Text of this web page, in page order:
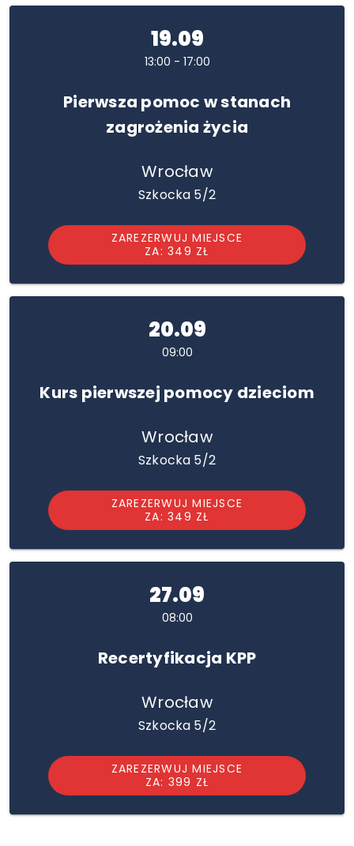
19.09
13:00 - 17:00
Pierwsza pomoc w stanach
zagrożenia życia
Wrocław
Szkocka 5/2
ZAREZERWUJ MIEJSCE
ZA: 349 ZŁ
20.09
09:00
Kurs pierwszej pomocy dzieciom
Wrocław
Szkocka 5/2
ZAREZERWUJ MIEJSCE
ZA: 349 ZŁ
27.09
08:00
Recertyfikacja KPP
Wrocław
Szkocka 5/2
ZAREZERWUJ MIEJSCE
ZA: 399 ZŁ